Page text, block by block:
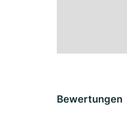
Bewertungen